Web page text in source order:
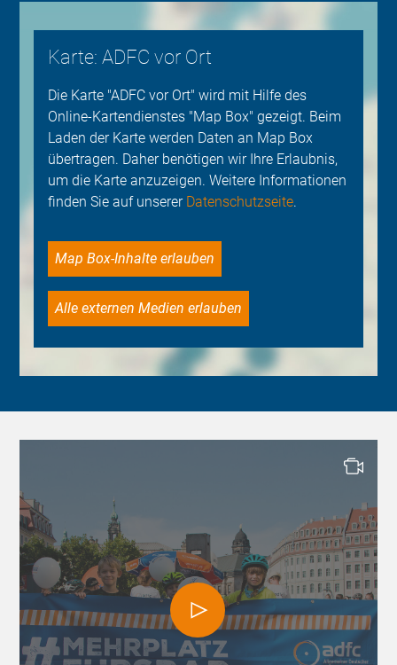
Karte: ADFC vor Ort
Die Karte "ADFC vor Ort" wird mit Hilfe des
Online-Kartendienstes "Map Box" gezeigt. Beim
Laden der Karte werden Daten an Map Box
übertragen. Daher benötigen wir Ihre Erlaubnis,
um die Karte anzuzeigen. Weitere Informationen
finden Sie auf unserer Datenschutzseite.
Map Box-Inhalte erlauben
Alle externen Medien erlauben